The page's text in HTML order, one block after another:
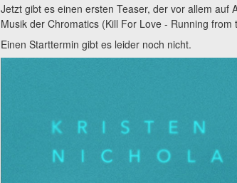
Jetzt gibt es einen ersten Teaser, der vor allem auf
Musik der Chromatics (Kill For Love - Running
Einen Starttermin gibt es leider noch nicht.